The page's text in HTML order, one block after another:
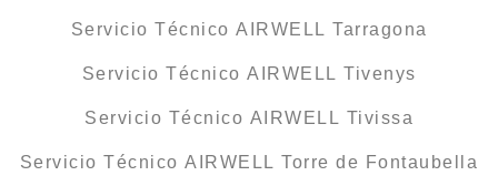
Servicio Técnico AIRWELL Tarragona
Servicio Técnico AIRWELL Tivenys
Servicio Técnico AIRWELL Tivissa
Servicio Técnico AIRWELL Torre de Fontaubella